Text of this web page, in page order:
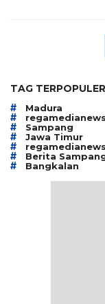
TAG TERPOPULER
# Madura
#
# Sampang
# Jawa Timur
# regamedianews
# Berita
# Bangkalan